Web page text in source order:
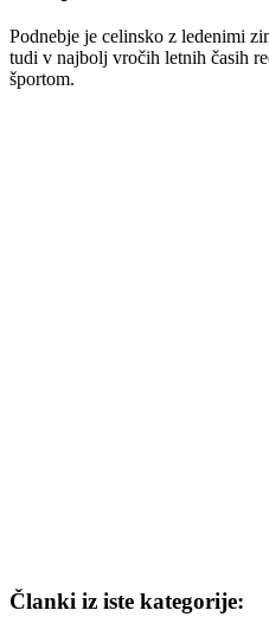
Podnebje je celinsko z ledenimi
tudi v najbolj vročih letnih časih
športom.
Članki iz iste kategorije: